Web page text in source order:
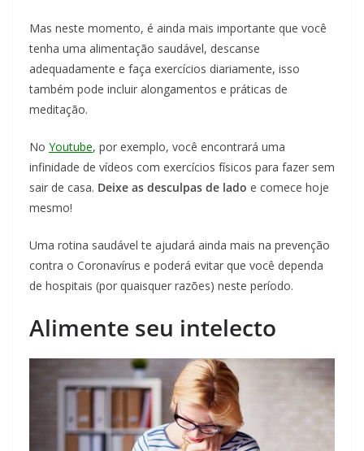
Mas neste momento, é ainda mais importante que você
tenha uma alimentação saudável, descanse
adequadamente e faça exercícios diariamente, isso
também pode incluir alongamentos e práticas de
meditação.
No Youtube, por exemplo, você encontrará uma
infinidade de vídeos com exercícios físicos para fazer sem
sair de casa. Deixe as desculpas de lado e comece hoje
mesmo!
Uma rotina saudável te ajudará ainda mais na prevenção
contra o Coronavírus e poderá evitar que você dependa
de hospitais (por quaisquer razões) neste período.
Alimente seu intelecto